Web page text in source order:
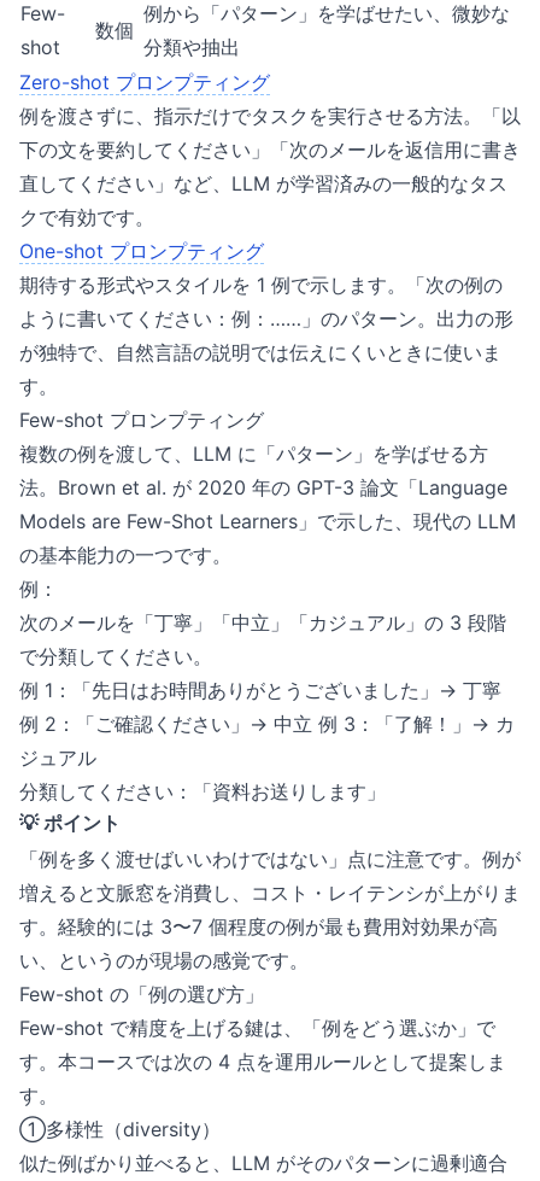
Few-
shot
数個
例から「パターン」を学ばせたい、微妙な
分類や抽出
Zero-shot プロンプティング
例を渡さずに、指示だけでタスクを実行させる方法。「以
下の文を要約してください」「次のメールを返信用に書き
直してください」など、LLM が学習済みの一般的なタス
クで有効です。
One-shot プロンプティング
期待する形式やスタイルを 1 例で示します。「次の例の
ように書いてください：例：……」のパターン。出力の形
が独特で、自然言語の説明では伝えにくいときに使いま
す。
Few-shot プロンプティング
複数の例を渡して、LLM に「パターン」を学ばせる方
法。Brown et al. が 2020 年の GPT-3 論文「Language
Models are Few-Shot Learners」で示した、現代の LLM
の基本能力の一つです。
例：
次のメールを「丁寧」「中立」「カジュアル」の 3 段階
で分類してください。
例 1：「先日はお時間ありがとうございました」→ 丁寧
例 2：「ご確認ください」→ 中立 例 3：「了解！」→ カ
ジュアル
分類してください：「資料お送りします」
💡 ポイント
「例を多く渡せばいいわけではない」点に注意です。例が
増えると文脈窓を消費し、コスト・レイテンシが上がりま
す。経験的には 3〜7 個程度の例が最も費用対効果が高
い、というのが現場の感覚です。
Few-shot の「例の選び方」
Few-shot で精度を上げる鍵は、「例をどう選ぶか」で
す。本コースでは次の 4 点を運用ルールとして提案しま
す。
①多様性（diversity）
似た例ばかり並べると、LLM がそのパターンに過剰適合